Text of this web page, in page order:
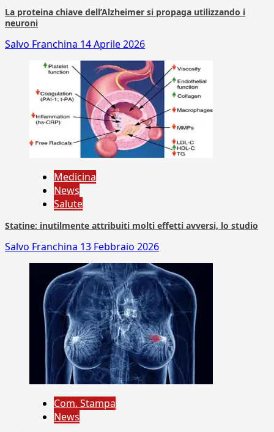
La proteina chiave dell’Alzheimer si propaga utilizzando i
neuroni
Salvo Franchina 14 Aprile 2026
Medicina
News
Salute
Statine: inutilmente attribuiti molti effetti avversi, lo studio
Salvo Franchina 13 Febbraio 2026
Com. Stampa
News